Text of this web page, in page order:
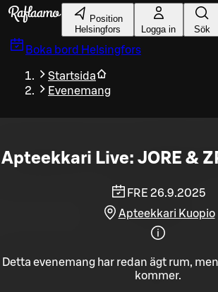
Gå till huvudinnehållet
Position
Helsingfors
Logga in Sök
Boka bord Helsingfors
Startsida
Evenemang
Apteekkari Live: JORE &
FRE 26.9.2025
Apteekkari Kuopio
Detta evenemang har redan ägt rum,
kommer.